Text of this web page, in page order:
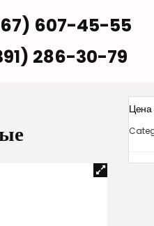
607-45-55
286-30-79
Цена